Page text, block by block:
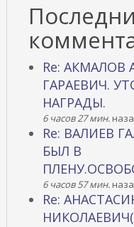
Re: АКМАЛОВ
ГАРАЕВИЧ.
НАГРАДЫ.
6 часов 27 мин.
Re: ВАЛИЕВ
БЫЛ В
6 часов 57 мин.
Re: